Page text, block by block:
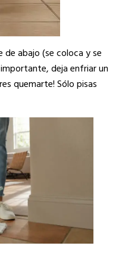
de abajo (se coloca y se
deja enfriar un
quemarte! Sólo pisas